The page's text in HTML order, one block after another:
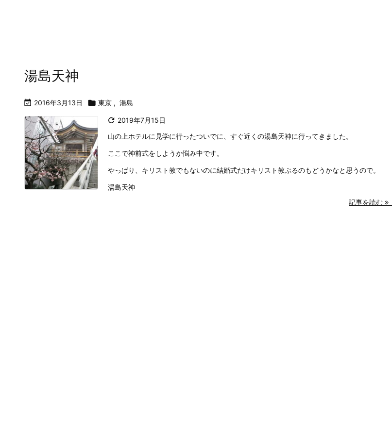
湯島天神
 2016年3月13日  東京 , 湯島
 2019年7月15日
山の上ホテルに見学に行ったついでに、すぐ近くの湯島天神に行ってきました。
ここで神前式をしようか悩み中です。
やっぱり、キリスト教でもないのに結婚式だけキリスト教ぶるのもどうかなと思うので。
湯島天神
記事を読む